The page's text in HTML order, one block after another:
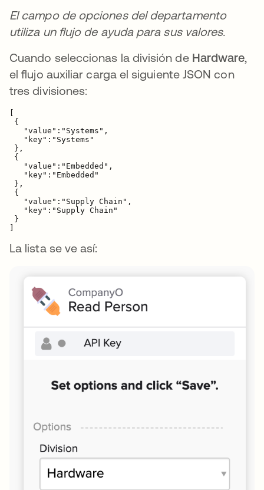
El campo de opciones del departamento
utiliza un flujo de ayuda para sus valores.
Cuando seleccionas la división de Hardware,
el flujo auxiliar carga el siguiente JSON con
tres divisiones:
{
   "value":"Systems",
   "key":"Systems"
},
{
   "value":"Embedded",
   "key":"Embedded"
},
{
   "value":"Supply Chain",
   "key":"Supply Chain"
}
La lista se ve así: